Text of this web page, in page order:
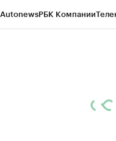
AutonewsРБК Компании